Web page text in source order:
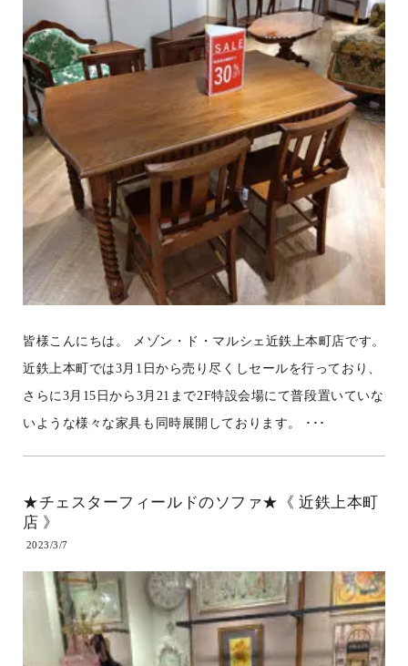
皆様こんにちは。 メゾン・ド・マルシェ近鉄上本町店です。
近鉄上本町では3月1日から売り尽くしセールを行っており、
さらに3月15日から3月21まで2F特設会場にて普段置いていな
いような様々な家具も同時展開しております。 ･･･
★チェスターフィールドのソファ★《 近鉄上本町
店 》
2023/3/7